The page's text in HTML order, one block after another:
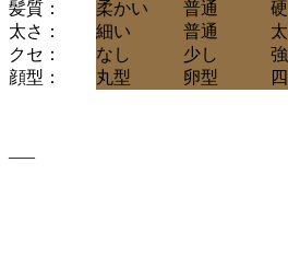
髪質： 柔かい 普通
太さ：
細い 普通
クセ：
なし 少し
顔型：
丸型 卵型
—–